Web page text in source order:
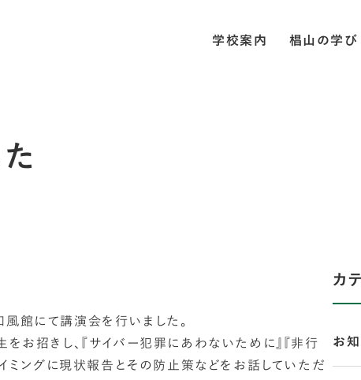
学校案内 椙山の学び
館にて講演会を行いました。
招きし、『サイバー犯罪にあわないために』『非行
ミングに現状報告とその防止策などをお話していただ
カ
お